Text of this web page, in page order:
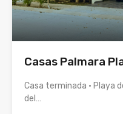
Casas Palmara
Casa terminada · Playa
del…